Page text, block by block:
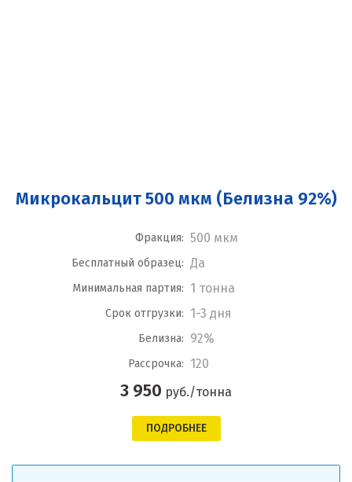
Микрокальцит 500 мкм (Белизна 92%)
Фракция: 500 мкм
Бесплатный образец: Да
Минимальная партия: 1 тонна
Срок отгрузки: 1-3 дня
Белизна: 92%
Рассрочка: 120
3 950 руб./тонна
ПОДРОБНЕЕ